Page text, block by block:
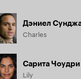
Дэниел
Charles
Сарита Чоудри
Lily